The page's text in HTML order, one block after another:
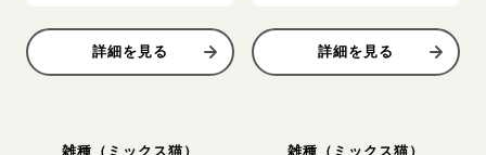
詳細を見る 詳細を見る
雑種（ミックス猫） 雑種（ミックス猫）